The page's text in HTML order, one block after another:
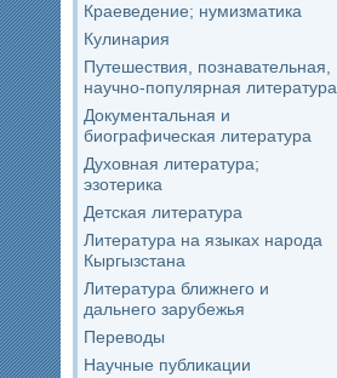
Краеведение; нумизматика
Кулинария
Путешествия, познавательная,
научно-популярная литература
Документальная и
биографическая литература
Духовная литература;
эзотерика
Детская литература
Литература на языках народа
Кыргызстана
Литература ближнего и
дальнего зарубежья
Переводы
Научные публикации